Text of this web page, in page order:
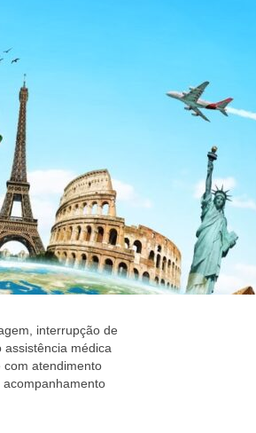
interrupção de
médica
com atendimento